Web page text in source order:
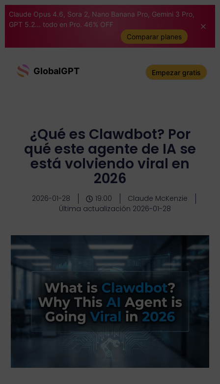
Claude Opus 4.6, Sora 2, Nano Banana Pro, Gemini 3 Pro,
GPT 5.2... todo en Pro. 46% OFF
Comparar planes
GlobalGPT Empezar gratis
¿Qué es Clawdbot? Por
qué este agente de IA se
está volviendo viral en
2026
2026-01-28 19:00
Claude McKenzie
Última actualización 2026-01-28